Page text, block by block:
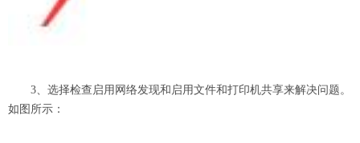
3、选择检查启用网络发现和启用文件和打印机共享来解决问题。
如图所示：